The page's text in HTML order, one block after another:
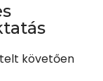
követően